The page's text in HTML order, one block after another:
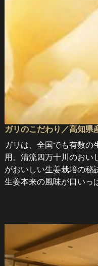
ガリのこだわり／高知
ガリは、全国でも有数の
用。清流四万十川のおい
がおいしい生姜栽培の秘
生姜本来の風味が口いっ